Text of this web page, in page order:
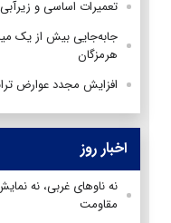
تعمیرات اساسی و زیرآبی ۸ فروند شناور عملیاتی در بندر امیرآباد
جابه‌جایی بیش از یک
هرمزگان
افزایش مجدد عوارض
اخبار روز
نه ناوهای غربی، نه
مقاومت